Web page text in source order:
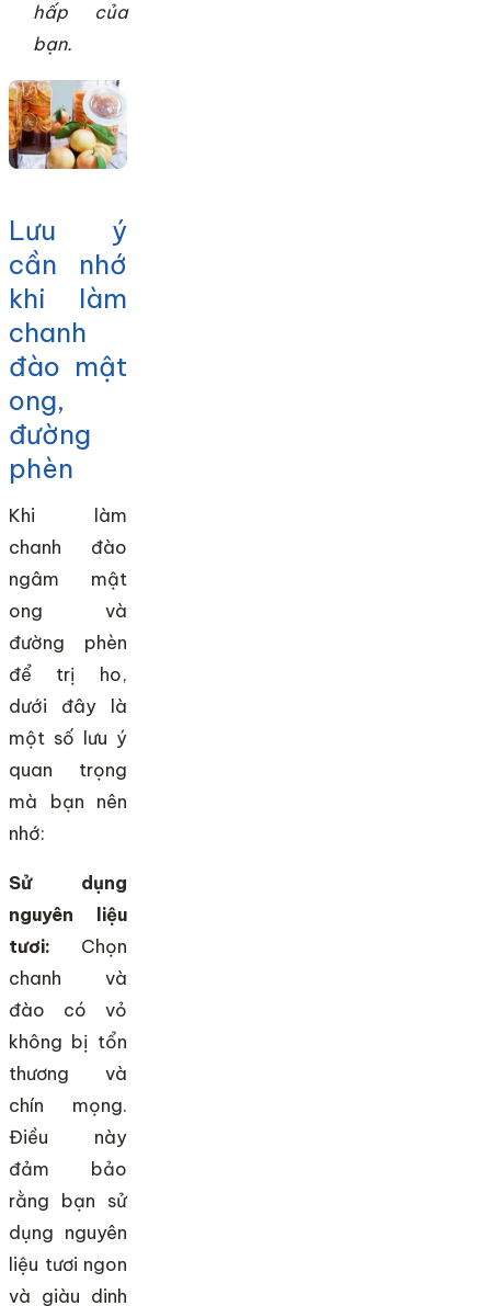
hấp của
bạn.
Lưu ý
cần nhớ
khi làm
chanh
đào mật
ong,
đường
phèn
Khi làm
chanh đào
ngâm mật
ong và
đường phèn
để trị ho,
dưới đây là
một số lưu ý
quan trọng
mà bạn nên
nhớ:
Sử dụng
nguyên liệu
tươi: Chọn
chanh và
đào có vỏ
không bị tổn
thương và
chín mọng.
Điều này
đảm bảo
rằng bạn sử
dụng nguyên
liệu tươi ngon
và giàu dinh